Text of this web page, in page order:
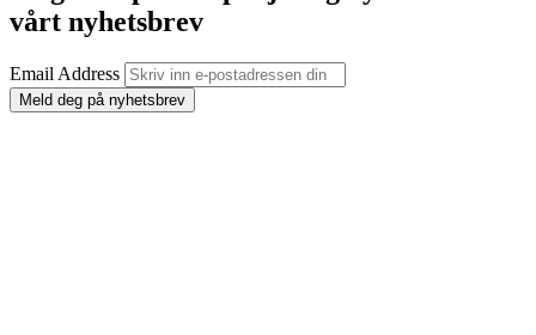
vårt nyhetsbrev
Email Address
Meld deg på nyhetsbrev